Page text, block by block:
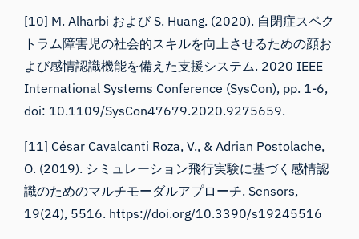
[10] M. Alharbi および S. Huang. (2020). 自閉症スペク
トラム障害児の社会的スキルを向上させるための顔お
よび感情認識機能を備えた支援システム. 2020 IEEE
International Systems Conference (SysCon), pp. 1-6,
doi: 10.1109/SysCon47679.2020.9275659.
[11] César Cavalcanti Roza, V., & Adrian Postolache,
O. (2019). シミュレーション飛行実験に基づく感情認
識のためのマルチモーダルアプローチ. Sensors,
19(24), 5516. https://doi.org/10.3390/s19245516